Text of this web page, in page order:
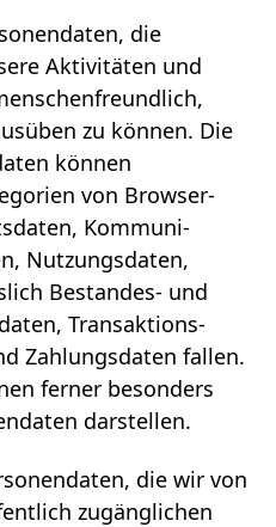
die
Aktivitäten und
zu können. Die
können
von Browser-
Kommuni­
Nutzungs­daten,
Bestandes- und
Transaktions­
Zahlungs­daten fallen.
ferner besonders
darstellen.
die wir von
zugäng­lichen